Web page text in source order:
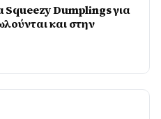
Squeezy Dumplings για
και στην